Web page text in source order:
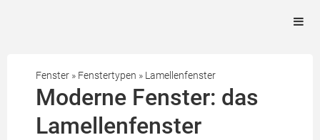
Fenster » Fenstertypen » Lamellenfenster
Moderne Fenster: das
Lamellenfenster